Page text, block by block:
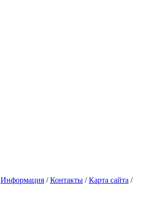
Информация /Контакты /Карта сайта /